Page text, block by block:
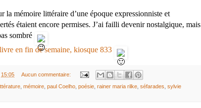
la mémoire littéraire d’une époque expressionniste et
étaient encore permises. J’ai failli devenir nostalgique, mais
sombré
en fin de semaine, kiosque 833
15:05 Aucun commentaire:
mémoire paul Coelho poésie rainer maria rilke séfarades sylvie